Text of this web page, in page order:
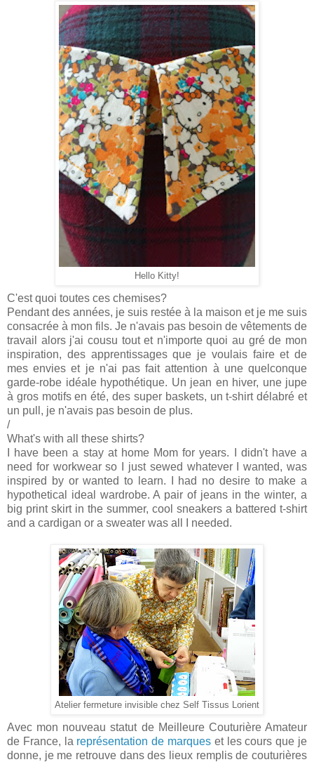
Hello Kitty!
C'est quoi toutes ces chemises?
Pendant des années, je suis restée à la maison et je me suis
consacrée à mon fils. Je n'avais pas besoin de vêtements de
travail alors j'ai cousu tout et n'importe quoi au gré de mon
inspiration, des apprentissages que je voulais faire et de
mes envies et je n'ai pas fait attention à une quelconque
garde-robe idéale hypothétique. Un jean en hiver, une jupe
à gros motifs en été, des super baskets, un t-shirt délabré et
un pull, je n'avais pas besoin de plus.
/
What's with all these shirts?
I have been a stay at home Mom for years. I didn't have a
need for workwear so I just sewed whatever I wanted, was
inspired by or wanted to learn. I had no desire to make a
hypothetical ideal wardrobe. A pair of jeans in the winter, a
big print skirt in the summer, cool sneakers a battered t-shirt
and a cardigan or a sweater was all I needed.
Atelier fermeture invisible chez Self Tissus Lorient
Avec mon nouveau statut de Meilleure Couturière Amateur
de France, la représentation de marques et les cours que je
donne, je me retrouve dans des lieux remplis de couturières